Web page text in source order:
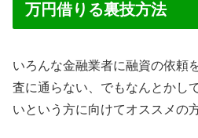
万円借りる裏技方法
いろんな金融業者に融資の依頼
査に通らない、でもなんとかし
いという方に向けてオススメの